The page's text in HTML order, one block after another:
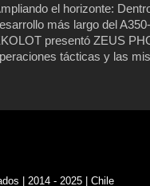
el horizonte:
más largo del
presentó ZEUS
tácticas y las
Tras casi 60
servicio al C-2
| 2014 - 2025 | Chile